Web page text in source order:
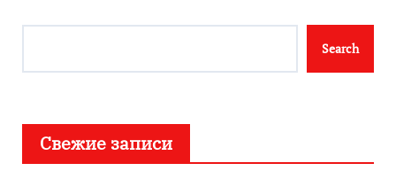
Search
Свежие записи